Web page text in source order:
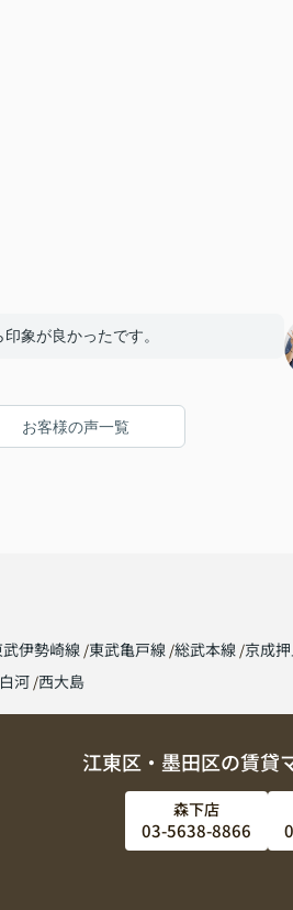
象が良かったです。
お客様の声一覧
武伊勢崎線 東武亀戸線 総武本線 京成
河 西大島
江東区・墨田区の賃貸
森下店
03-5638-8866